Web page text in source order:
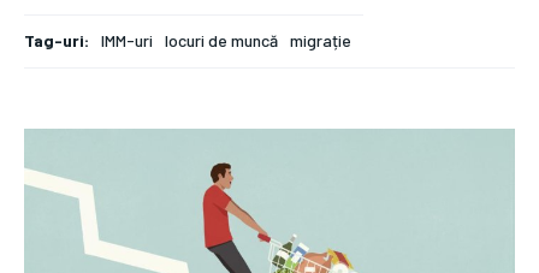
Tag-uri: IMM-uri locuri de muncă migrație